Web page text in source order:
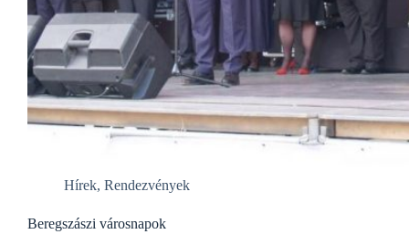
Hírek, Rendezvények
Beregszászi városnapok